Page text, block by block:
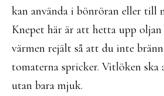
kan använda i bönröran eller till
Knepet här är att hetta upp oljan
värmen rejält så att du inte
tomaterna spricker. Vitlöken
utan bara mjuk.